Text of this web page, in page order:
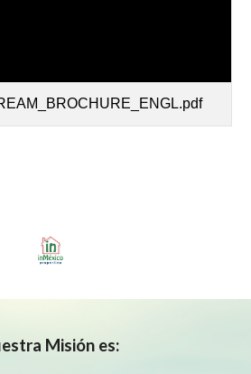
Misión es: